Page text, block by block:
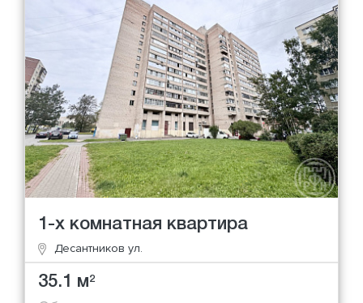
1-х комнатная квартира
Десантников ул.
35.1 м2